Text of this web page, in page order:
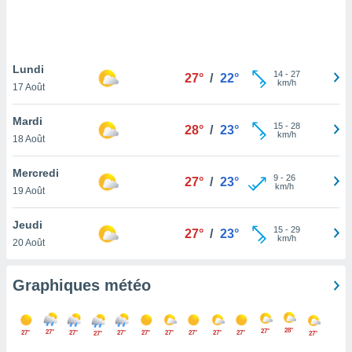
pas
de
à
cas,
que
sur le
ne
Lundi
17 Août
27° / 22° 14- 27
km/h
Mardi
18 Août
28° / 23° 15- 28
km/h
Mercredi
19 Août
27° / 23° 9- 26
km/h
Jeudi
20 Août
27° / 23° 15- 29
km/h
Graphiques météo
27° 27° 27° 27° 27° 27° 27° 27° 27° 27° 27° 28° 27°